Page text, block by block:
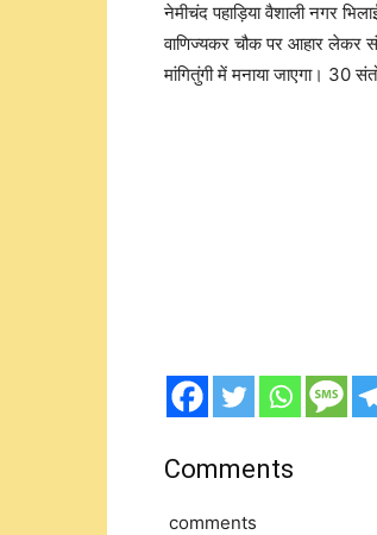
नेमीचंद पहाड़िया वैशाली नगर
वाणिज्यकर चौक पर आहार लेकर
मांगितुंगी में मनाया जाएगा। 30
Comments
comments